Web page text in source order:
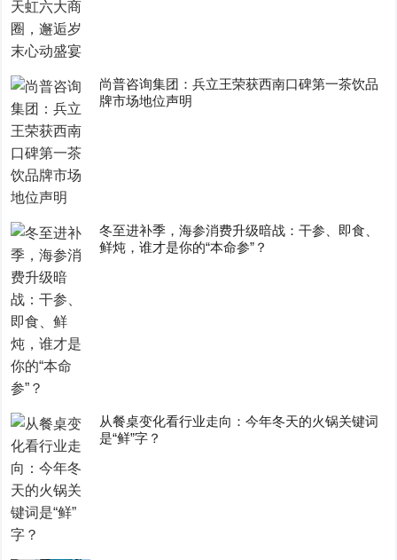
尚普咨询集团：兵立王荣获西南口碑第一茶饮品
牌市场地位声明
冬至进补季，海参消费升级暗战：干参、即食、
鲜炖，谁才是你的“本命参”？
从餐桌变化看行业走向：今年冬天的火锅关键词
是“鲜”字？